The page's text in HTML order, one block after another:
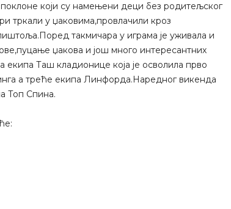
који су намењени деци без родитељског
тркали у џаковима,провлачили кроз
такмичара у играма је уживала и
џакова и још много интересантних
екипа Таш кладионице која је осволила прво
а треће екипа Линфорда.Наредног викенда
Топ Спина.